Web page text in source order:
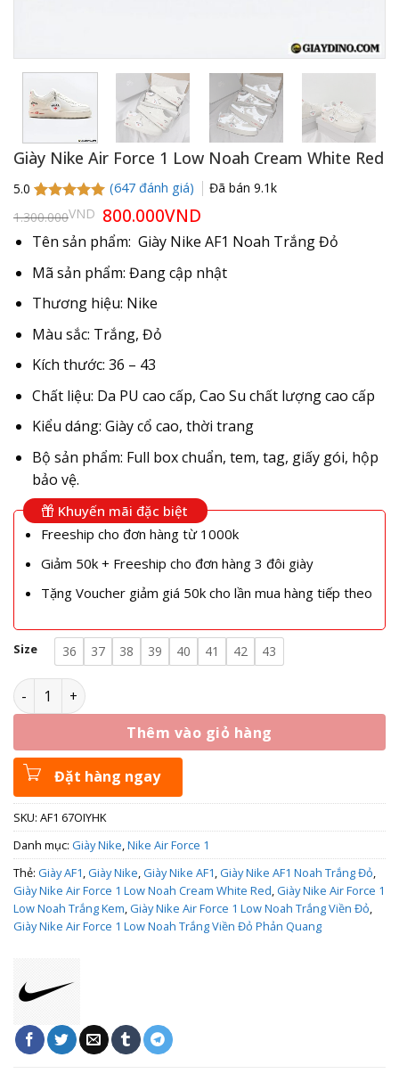
Giày Nike Air Force 1 Low Noah Cream White Red
5.0
5.0trên 5
dựa trên
647
đánh giá
(647đánh giá) Đã bán 9.1k
1.300.000VND Giá
gốc
là:
1.300.000VND.
800.000VND
tại
là:
800.000VND.
Tên sản phẩm: Giày Nike AF1 Noah Trắng Đỏ
Mã sản phẩm: Đang cập nhật
Thương hiệu: Nike
Màu sắc: Trắng, Đỏ
Kích thước: 36 – 43
Chất liệu: Da PU cao cấp, Cao Su chất lượng cao cấp
Kiểu dáng: Giày cổ cao, thời trang
Bộ sản phẩm: Full box chuẩn, tem, tag, giấy gói, hộp
bảo vệ.
Khuyến mãi đặc biệt
Freeship cho đơn hàng từ 1000k
Giảm 50k + Freeship cho đơn hàng 3 đôi giày
Tặng Voucher giảm giá 50k cho lần mua hàng tiếp theo
Size 36 37 38 39 40 41 42 43
Giày Nike Air Force 1 Low Noah Cream White Red số lượng
Thêm vào giỏ hàng
Đặt hàng ngay
SKU: AF1 67OIYHK
Danh mục: Giày Nike,Nike Air Force 1
Thẻ: Giày AF1, Giày Nike, Giày Nike AF1, Giày Nike AF1 Noah Trắng Đỏ,
Giày Nike Air Force 1 Low Noah Cream White Red, Giày Nike Air Force 1
Low Noah Trắng Kem, Giày Nike Air Force 1 Low Noah Trắng Viền Đỏ,
Giày Nike Air Force 1 Low Noah Trắng Viền Đỏ Phản Quang